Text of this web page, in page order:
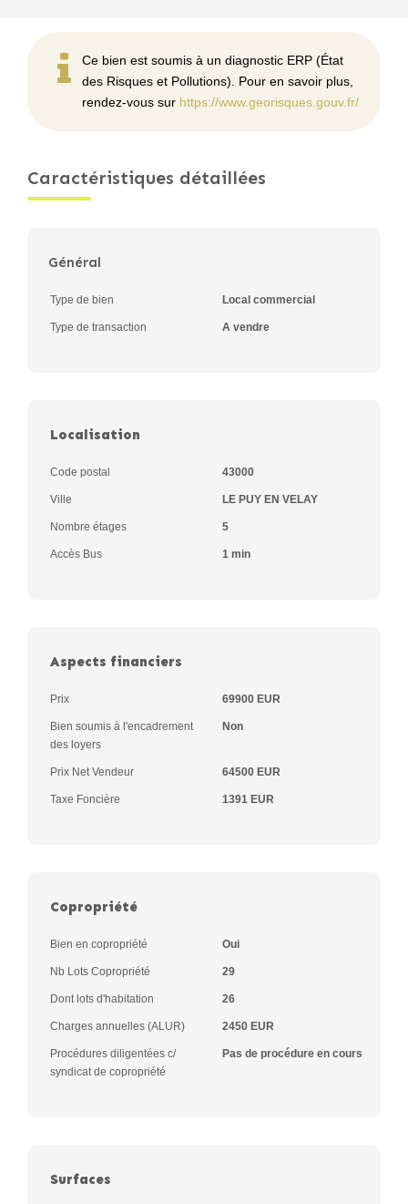
Ce bien est soumis à un diagnostic ERP (État
des Risques et Pollutions). Pour en savoir plus,
rendez-vous sur https://www.georisques.gouv.fr/
Caractéristiques détaillées
Général
Type de bien Local commercial
Type de transaction A vendre
Localisation
Code postal 43000
Ville LE PUY EN VELAY
Nombre étages 5
Accès Bus 1 min
Aspects financiers
Prix 69900 EUR
Bien soumis à l'encadrement
des loyers
Non
Prix Net Vendeur 64500 EUR
Taxe Foncière 1391 EUR
Copropriété
Bien en copropriété Oui
Nb Lots Copropriété 29
Dont lots d'habitation 26
Charges annuelles (ALUR) 2450 EUR
Procédures diligentées c/
syndicat de copropriété
Pas de procédure en cours
Surfaces